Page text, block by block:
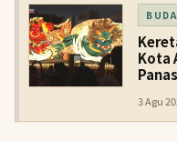
Kota
3 Agu